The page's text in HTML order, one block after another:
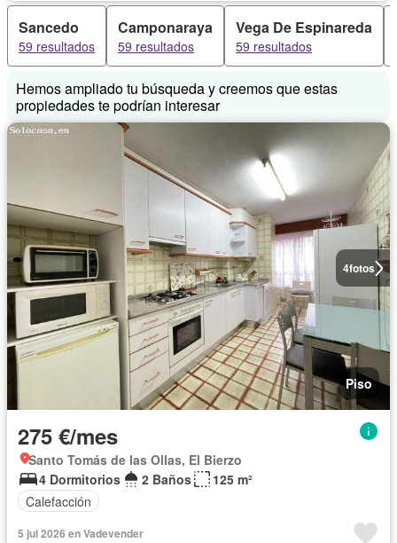
Sancedo
59 resultados
Camponaraya
59 resultados
Vega De Espinareda
59 resultados
Hemos ampliado tu búsqueda y creemos que estas
propiedades te podrían interesar
4fotos
Piso
275 €/mes
Santo Tomás de las Ollas, El Bierzo
4 Dormitorios
2 Baños
125 m²
Calefacción
5 jul 2026 en Vadevender